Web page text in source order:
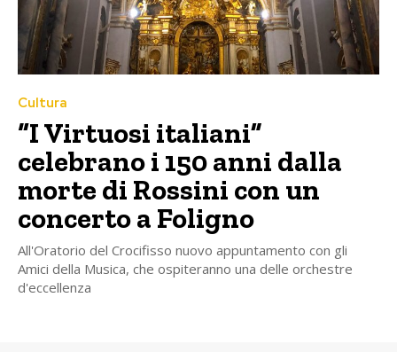
Cultura
“I Virtuosi italiani”
celebrano i 150 anni dalla
morte di Rossini con un
concerto a Foligno
All'Oratorio del Crocifisso nuovo appuntamento con gli
Amici della Musica, che ospiteranno una delle orchestre
d'eccellenza